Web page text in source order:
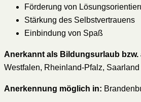
Förderung von
Stärkung des Selbstvertrauens
Einbindung von Spaß
Anerkannt als Bildungsurlaub
Westfalen, Rheinland-Pfalz, Saarland
Anerkennung möglich in: